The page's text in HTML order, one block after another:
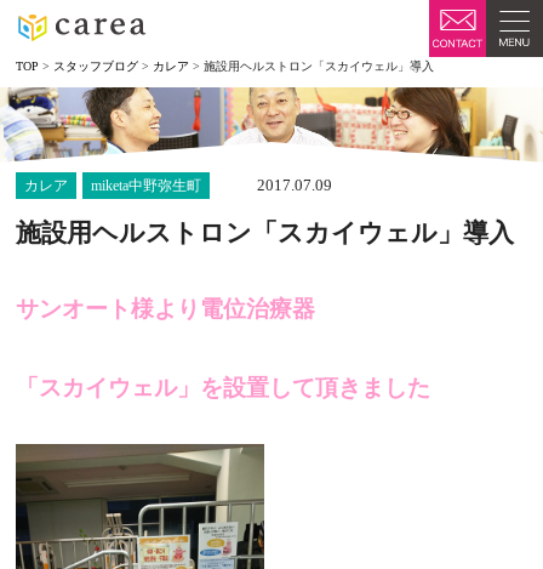
TOP > スタッフブログ > カレア >施設用ヘルストロン「スカイウェル」導入
カレア miketa中野弥生町 2017.07.09
施設用ヘルストロン「スカイウェル」導入
サンオート様より電位治療器
「スカイウェル」を設置して頂きました